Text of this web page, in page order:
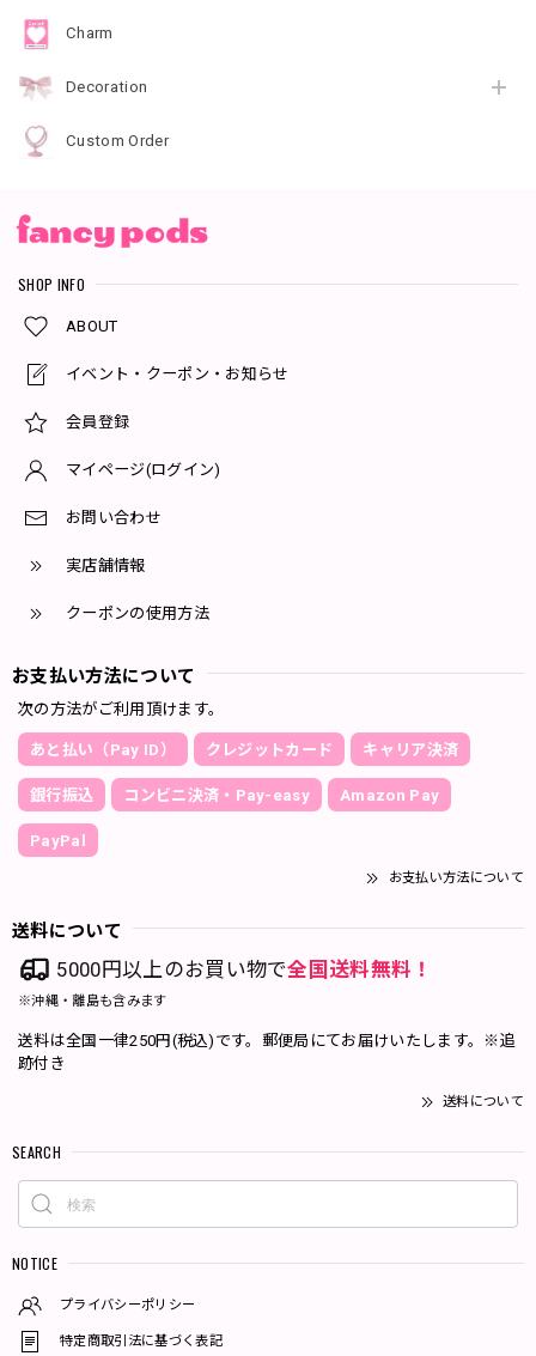
Charm
Decoration
Custom Order
SHOP INFO
ABOUT
イベント・クーポン・お知らせ
会員登録
マイページ(ログイン)
お問い合わせ
実店舗情報
クーポンの使用方法
お支払い方法について
次の方法がご利用頂けます。
あと払い（Pay ID） クレジットカード キャリア決済
銀行振込 コンビニ決済・Pay-easy Amazon Pay
PayPal
お支払い方法について
送料について
5000円以上のお買い物で全国送料無料！
※沖縄・離島も含みます
送料は全国一律250円(税込)です。郵便局にてお届けいたします。※追
跡付き
送料について
SEARCH
NOTICE
プライバシーポリシー
特定商取引法に基づく表記